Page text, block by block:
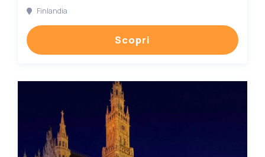
Finlandia
Scopri